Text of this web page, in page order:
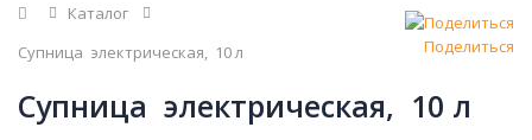
Главная
Каталог
Супница электрическая, 10 л
Поделиться
Супница электрическая, 10 л